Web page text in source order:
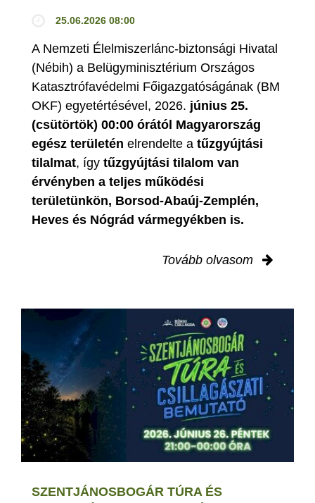
25.06.2026 08:00
A Nemzeti Élelmiszerlánc-biztonsági Hivatal
(Nébih) a Belügyminisztérium Országos
Katasztrófavédelmi Főigazgatóságának (BM
OKF) egyetértésével, 2026. június 25.
(csütörtök) 00:00 órától Magyarország
egész területén elrendelte a tűzgyújtási
tilalmat, így tűzgyújtási tilalom van
érvényben a teljes működési
területünkön, Borsod-Abaúj-Zemplén,
Heves és Nógrád vármegyékben is.
Tovább olvasom
SZENTJÁNOSBOGÁR TÚRA ÉS